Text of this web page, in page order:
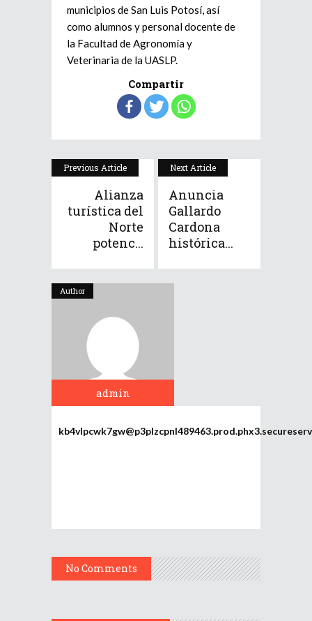
municipios de San Luis Potosí, así
como alumnos y personal docente de
la Facultad de Agronomía y
Veterinaria de la UASLP.
Compartir
Previous Article
Alianza
turística del
Norte
potenc...
Next Article
Anuncia
Gallardo
Cardona
histórica...
Author
admin
No Comments